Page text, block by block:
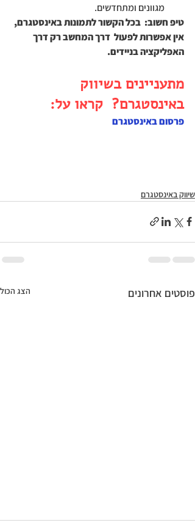
מגוונים ומתחדשים.
טיפ חשוב:  בכל הקשור לתמונות באינסטגרם,
אין אפשרות לפעול  דרך המחשב רק דרך
האפליקציה בניידים.
מתעניינים בשיווק
באינסטגרם?  קראו על:
פרסום באינסטגרם
שיווק באינסטגרם
פוסטים אחרונים הצג הכול